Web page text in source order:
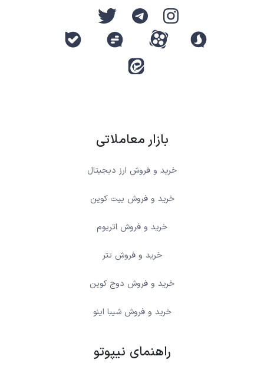
بازار معاملاتی
خرید و فروش ارز دیجیتال
خرید و فروش بیت کوین
خرید و فروش اتریوم
خرید و فروش تتر
خرید و فروش دوج کوین
خرید و فروش شیبا اینو
راهنمای نیپوتو